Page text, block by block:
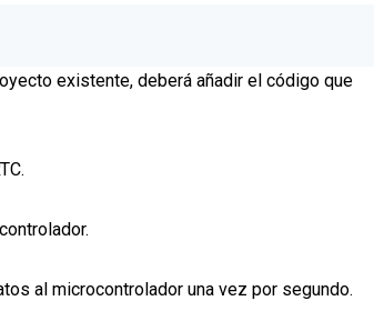
existente, deberá añadir el código que
al microcontrolador una vez por segundo.